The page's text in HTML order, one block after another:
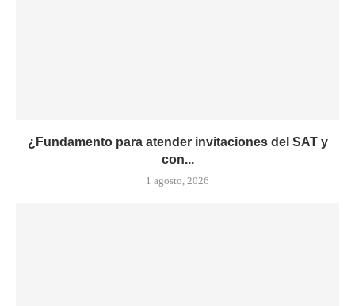
¿Fundamento para atender invitaciones del SAT y
con...
1 agosto, 2026